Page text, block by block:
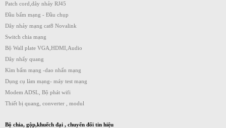
Patch cord,dây nhảy RJ45
Đầu bấm mạng - Đầu chụp
Dây nhảy mạng cat8 Novalink
Switch chia mạng
Bộ Wall plate VGA,HDMI,Audio
Dây nhẩy quang
Kìm bấm mạng -dao nhấn mạng
Dụng cụ làm mạng- máy test mạng
Modem ADSL, Bộ phát wifi
Thiết bị quang, converter , modul
Bộ chia, gộp,khuếch đại , chuyển đổi tin hiệu